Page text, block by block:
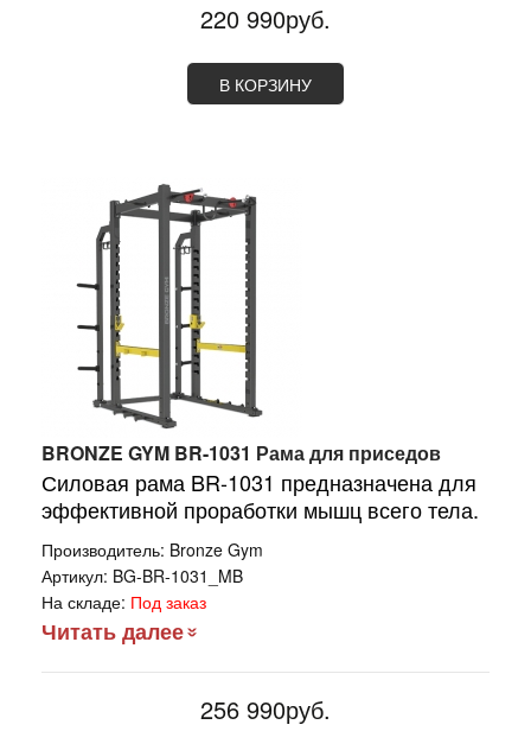
220 990руб.
В КОРЗИНУ
BRONZE GYM BR-1031 Рама для приседов
Силовая рама BR-1031 предназначена для
эффективной проработки мышц всего тела.
Производитель: Bronze Gym
Артикул: BG-BR-1031_MB
На складе: Под заказ
Читать далее
256 990руб.